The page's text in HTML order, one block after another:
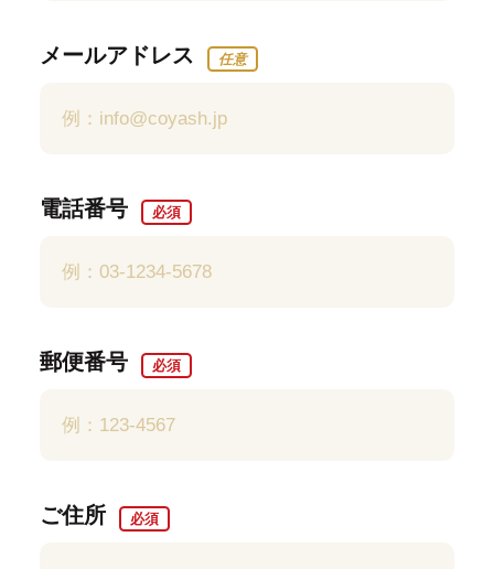
メールアドレス 任意
電話番号 必須
郵便番号 必須
ご住所 必須